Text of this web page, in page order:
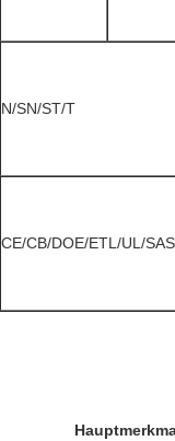
N/SN/ST/T
CE/CB/DOE/ETL/UL/